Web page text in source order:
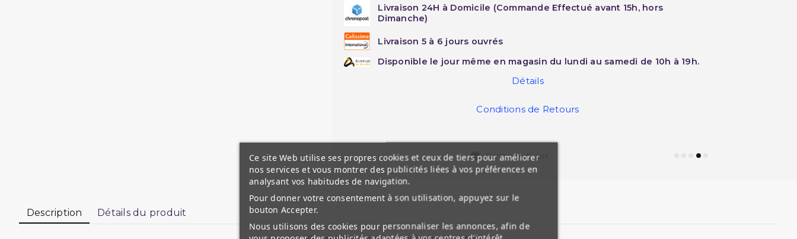
Livraison 24H à Domicile (Commande Effectué avant 15h, hors
Dimanche)
Livraison 5 à 6 jours ouvrés
Disponible le jour même en magasin du lundi au samedi de 10h à 19h.
Détails
Conditions de Retours
Cartes cadeaux
Description Détails du produit
Ce site Web utilise ses propres cookies et ceux de tiers pour améliorer
nos services et vous montrer des publicités liées à vos préférences en
analysant vos habitudes de navigation.
Pour donner votre consentement à son utilisation, appuyez sur le
bouton Accepter.
Nous utilisons des cookies pour personnaliser les annonces, afin de